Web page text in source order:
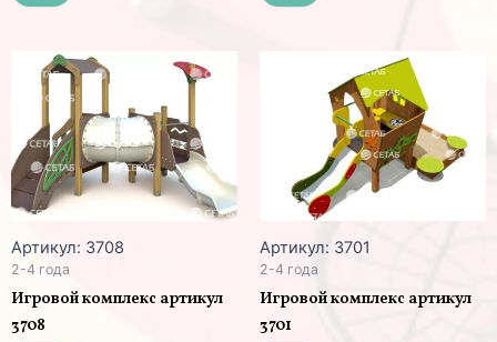
Артикул: 3708
2-4 года
Игровой комплекс артикул
3708
Артикул: 3701
2-4 года
Игровой комплекс артикул
3701